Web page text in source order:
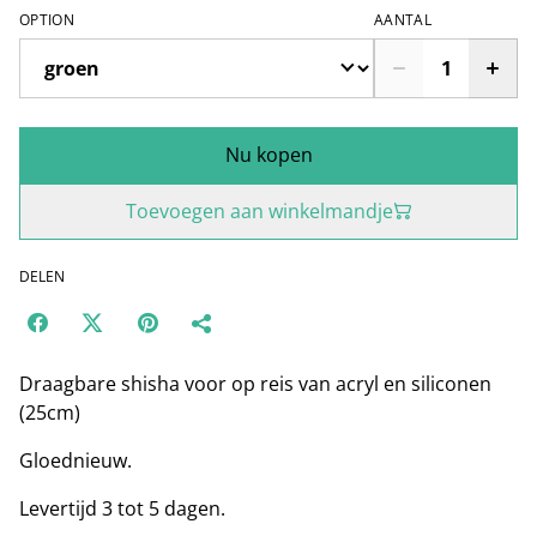
OPTION AANTAL
Nu kopen
Toevoegen aan winkelmandje
DELEN
Draagbare shisha voor op reis van acryl en siliconen
(25cm)
Gloednieuw.
Levertijd 3 tot 5 dagen.